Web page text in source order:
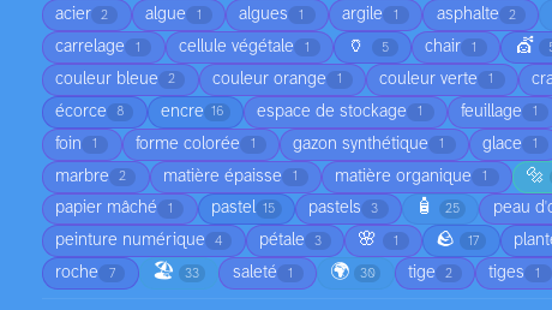
acier 2 algue 1 algues 1 argile 1 asphalte 2
carrelage 1 cellule végétale 1 🏺 5 chair 1 💇
couleur bleue 2 couleur orange 1 couleur verte 1
écorce 8 encre 16 espace de stockage 1 feuillage 1
foin 1 forme colorée 1 gazon synthétique 1 glace 1
marbre 2 matière épaisse 1 matière organique 1 🔩
papier mâché 1 pastel 15 pastels 3 🧴 25 peau
peinture numérique 4 pétale 3 🌸 1 🪨 17
roche 7 🏖️ 33 saleté 1 🌍 30 tige 2 tiges 1